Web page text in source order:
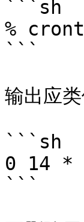
```sh
%
```
输出应
```sh
0 14 *
```